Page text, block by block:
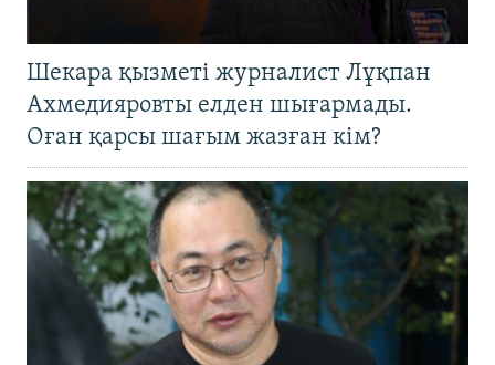
Шекара қызметі журналист Лұқпан
Ахмедияровты елден шығармады.
Оған қарсы шағым жазған кім?